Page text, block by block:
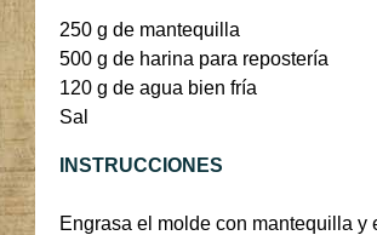
250 g de mantequilla
500 g de harina para repostería
120 g de agua bien fría
Sal
INSTRUCCIONES
Engrasa el molde con mantequilla y